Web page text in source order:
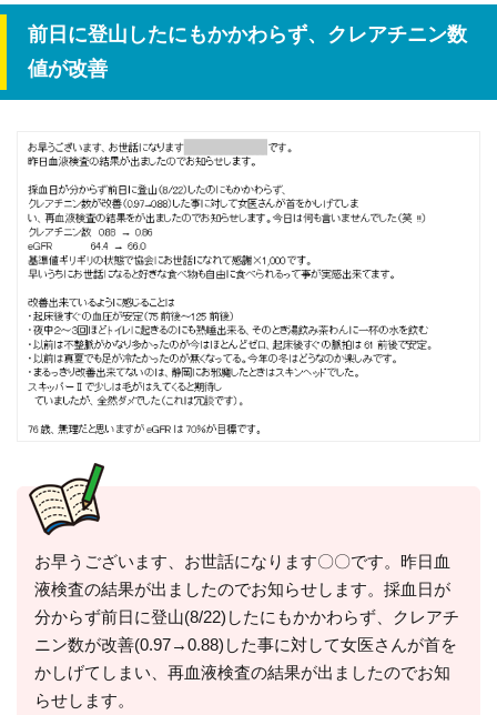
前日に登山したにもかかわらず、クレアチニン数
値が改善
お早うございます、お世話になります〇〇です。昨日血
液検査の結果が出ましたのでお知らせします。採血日が
分からず前日に登山(8/22)したにもかかわらず、クレアチ
ニン数が改善(0.97→0.88)した事に対して女医さんが首を
かしげてしまい、再血液検査の結果が出ましたのでお知
らせします。